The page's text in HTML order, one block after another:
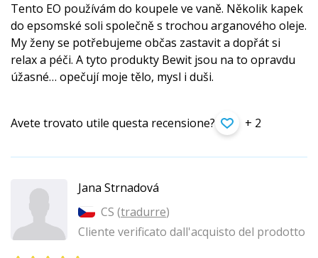
Tento EO používám do koupele ve vaně. Několik kapek
do epsomské soli společně s trochou arganového oleje.
My ženy se potřebujeme občas zastavit a dopřát si
relax a péči. A tyto produkty Bewit jsou na to opravdu
úžasné… opečují moje tělo, mysl i duši.
Avete trovato utile questa recensione? + 2
Jana Strnadová
CS (tradurre)
Cliente verificato dall'acquisto del prodotto